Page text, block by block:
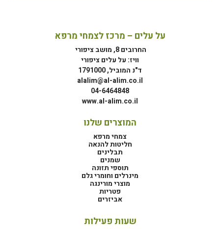
על עלים – מרכז לצמחי מרפא
החרובים 8, מושב ציפורי
וויז: על עלים ציפורי
ד"נ המוביל, 1791000
alalim@al-alim.co.il
04-6464848
www.al-alim.co.il
המוצרים שלנו
צמחי מרפא
חליטות להנאה
תבלינים
שמנים
תוספי תזונה
מינרלים וחומרי גלם
מוצרי מורינגה
פטריות
אביזרים
שעות פעילות